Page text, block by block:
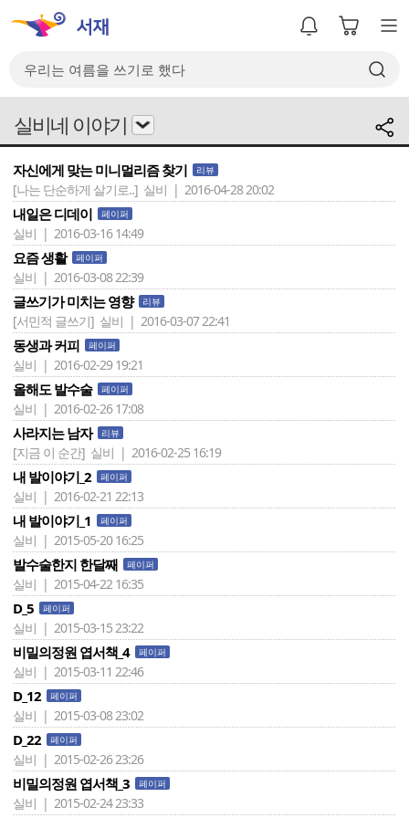
실비네 이야기
자신에게 맞는 미니멀리즘 찾기 리뷰
[나는 단순하게 살기로..] 실비 | 2016-04-28 20:02
내일은 디데이 페이퍼
실비 | 2016-03-16 14:49
요즘 생활 페이퍼
실비 | 2016-03-08 22:39
글쓰기가 미치는 영향 리뷰
[서민적 글쓰기] 실비 | 2016-03-07 22:41
동생과 커피 페이퍼
실비 | 2016-02-29 19:21
올해도 발수술 페이퍼
실비 | 2016-02-26 17:08
사라지는 남자 리뷰
[지금 이 순간] 실비 | 2016-02-25 16:19
내 발이야기_2 페이퍼
실비 | 2016-02-21 22:13
내 발이야기_1 페이퍼
실비 | 2015-05-20 16:25
발수술한지 한달째 페이퍼
실비 | 2015-04-22 16:35
D_5 페이퍼
실비 | 2015-03-15 23:22
비밀의정원 엽서책_4 페이퍼
실비 | 2015-03-11 22:46
D_12 페이퍼
실비 | 2015-03-08 23:02
D_22 페이퍼
실비 | 2015-02-26 23:26
비밀의정원 엽서책_3 페이퍼
실비 | 2015-02-24 23:33